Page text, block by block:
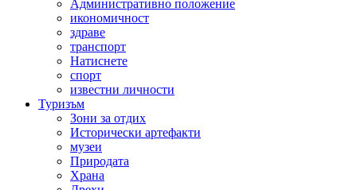
Административно положение
икономичност
здраве
транспорт
Натиснете
спорт
известни личности
Туризъм
Зони за отдих
Исторически артефакти
музеи
Природата
Храна